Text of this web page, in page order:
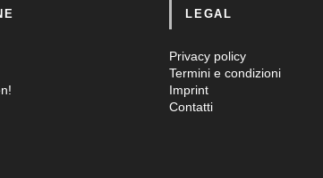
LEGAL
Privacy policy
Termini e condizioni
Imprint
Contatti